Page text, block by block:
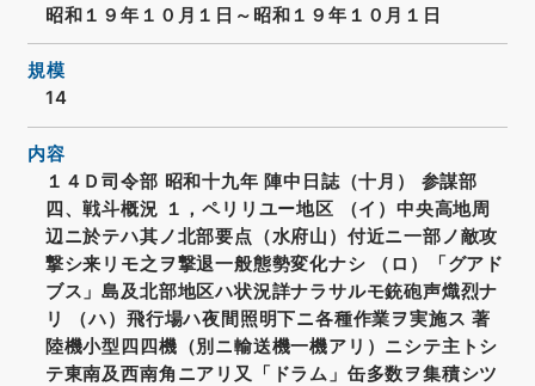
昭和１９年１０月１日～昭和１９年１０月１日
規模
14
内容
１４Ｄ司令部 昭和十九年 陣中日誌（十月） 参謀部
四、戦斗概況 １，ペリリユー地区 （イ）中央高地周
辺ニ於テハ其ノ北部要点（水府山）付近ニ一部ノ敵攻
撃シ来リモ之ヲ撃退一般態勢変化ナシ （ロ）「グアド
ブス」島及北部地区ハ状況詳ナラサルモ銃砲声熾烈ナ
リ （ハ）飛行場ハ夜間照明下ニ各種作業ヲ実施ス 著
陸機小型四四機（別ニ輸送機一機アリ）ニシテ主トシ
テ東南及西南角ニアリ又「ドラム」缶多数ヲ集積シツ